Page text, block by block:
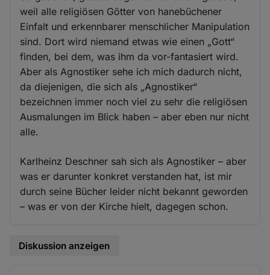
weil alle religiösen Götter von hanebüchener
Einfalt und erkennbarer menschlicher Manipulation
sind. Dort wird niemand etwas wie einen „Gott“
finden, bei dem, was ihm da vor-fantasiert wird.
Aber als Agnostiker sehe ich mich dadurch nicht,
da diejenigen, die sich als „Agnostiker“
bezeichnen immer noch viel zu sehr die religiösen
Ausmalungen im Blick haben – aber eben nur nicht
alle.
Karlheinz Deschner sah sich als Agnostiker – aber
was er darunter konkret verstanden hat, ist mir
durch seine Bücher leider nicht bekannt geworden
– was er von der Kirche hielt, dagegen schon.
Diskussion anzeigen